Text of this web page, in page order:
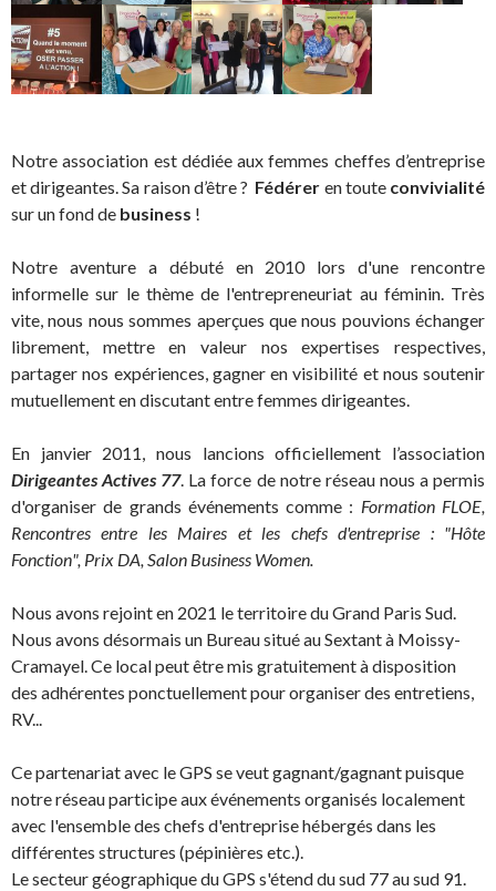
Notre association est dédiée aux femmes cheffes d’entreprise
et dirigeantes. Sa raison d’être ? Fédérer en toute convivialité
sur un fond de business !
Notre aventure a débuté en 2010 lors d'une rencontre
informelle sur le thème de l'entrepreneuriat au féminin. Très
vite, nous nous sommes aperçues que nous pouvions échanger
librement, mettre en valeur nos expertises respectives,
partager nos expériences, gagner en visibilité et nous soutenir
mutuellement en discutant entre femmes dirigeantes.
En janvier 2011, nous lancions officiellement l’association
Dirigeantes Actives 77. La force de notre réseau nous a permis
d'organiser de grands événements comme : Formation FLOE,
Rencontres entre les Maires et les chefs d'entreprise : "Hôte
Fonction", Prix DA, Salon Business Women.
Nous avons rejoint en 2021 le territoire du Grand Paris Sud.
Nous avons désormais un Bureau situé au Sextant à Moissy-
Cramayel. Ce local peut être mis gratuitement à disposition
des adhérentes ponctuellement pour organiser des entretiens,
RV...
Ce partenariat avec le GPS se veut gagnant/gagnant puisque
notre réseau participe aux événements organisés localement
avec l'ensemble des chefs d'entreprise hébergés dans les
différentes structures (pépinières etc.).
Le secteur géographique du GPS s'étend du sud 77 au sud 91.